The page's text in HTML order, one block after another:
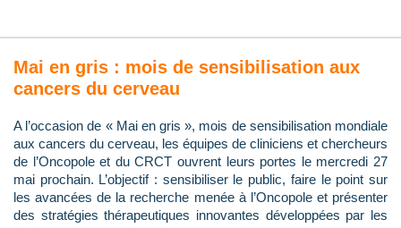
Mai en gris : mois de sensibilisation aux
cancers du cerveau
A l’occasion de « Mai en gris », mois de sensibilisation mondiale
aux cancers du cerveau, les équipes de cliniciens et chercheurs
de l’Oncopole et du CRCT ouvrent leurs portes le mercredi 27
mai prochain. L’objectif : sensibiliser le public, faire le point sur
les avancées de la recherche menée à l’Oncopole et présenter
des stratégies thérapeutiques innovantes développées par les